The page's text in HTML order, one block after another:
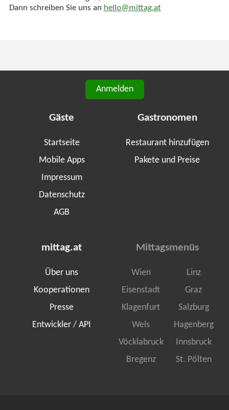
Dann schreiben Sie uns an hello@mittag.at
Anmelden
Gäste
Startseite
Mobile Apps
Impressum
Datenschutz
AGB
Gastronomen
Restaurant hinzufügen
Pakete und Preise
mittag.at
Über uns
Kooperationen
Presse
Entwickler / API
Mittagsmenüs
Wien
Linz
Eisenstadt
Graz
Klagenfurt
Salzburg
Wels
Hagenberg
Vöcklabruck
Innsbruck
Bregenz
St. Pölten